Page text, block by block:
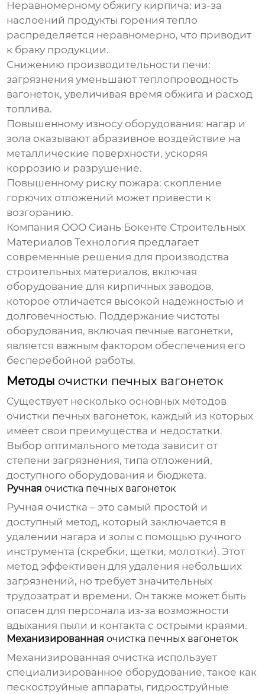
Неравномерному обжигу кирпича: из-за
наслоений продукты горения тепло
распределяется неравномерно, что приводит
к браку продукции.
Снижению производительности печи:
загрязнения уменьшают теплопроводность
вагонеток, увеличивая время обжига и расход
топлива.
Повышенному износу оборудования: нагар и
зола оказывают абразивное воздействие на
металлические поверхности, ускоряя
коррозию и разрушение.
Повышенному риску пожара: скопление
горючих отложений может привести к
возгоранию.
Компания ООО Сиань Бокенте Строительных
Материалов Технология предлагает
современные решения для производства
строительных материалов, включая
оборудование для кирпичных заводов,
которое отличается высокой надежностью и
долговечностью. Поддержание чистоты
оборудования, включая печные вагонетки,
является важным фактором обеспечения его
бесперебойной работы.
Методы очистки печных вагонеток
Существует несколько основных методов
очистки печных вагонеток, каждый из которых
имеет свои преимущества и недостатки.
Выбор оптимального метода зависит от
степени загрязнения, типа отложений,
доступного оборудования и бюджета.
Ручнаяочистка печных вагонеток
Ручная очистка – это самый простой и
доступный метод, который заключается в
удалении нагара и золы с помощью ручного
инструмента (скребки, щетки, молотки). Этот
метод эффективен для удаления небольших
загрязнений, но требует значительных
трудозатрат и времени. Он также может быть
опасен для персонала из-за возможности
вдыхания пыли и контакта с острыми краями.
Механизированнаяочистка печных вагонеток
Механизированная очистка использует
специализированное оборудование, такое как
пескоструйные аппараты, гидроструйные